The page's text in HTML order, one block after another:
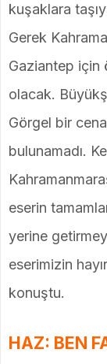
kuşaklara
Gerek
Gaziantep için
olacak.
Görgel bir
bulunamadı.
eserin
yerine
eserimizin
konuştu.
HAZ: BEN